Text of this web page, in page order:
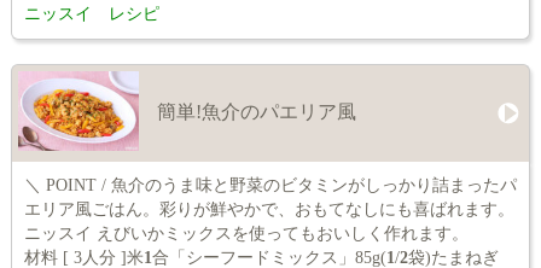
ニッスイ レシピ
簡単!魚介のパエリア風
＼ POINT / 魚介のうま味と野菜のビタミンがしっかり詰まったパ
エリア風ごはん。彩りが鮮やかで、おもてなしにも喜ばれます。
ニッスイ えびいかミックスを使ってもおいしく作れます。
材料 [ 3人分 ]米1 合「シーフードミックス」85g(1 /2袋)たまねぎ